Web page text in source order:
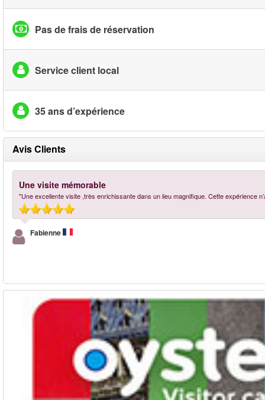
Pas de frais de réservation
Service client local
35 ans d’expérience
Avis Clients
Une visite mémorable
"Une excellente visite ,très enrichissante dans un lieu magnifique. Cette expérience
Fabienne